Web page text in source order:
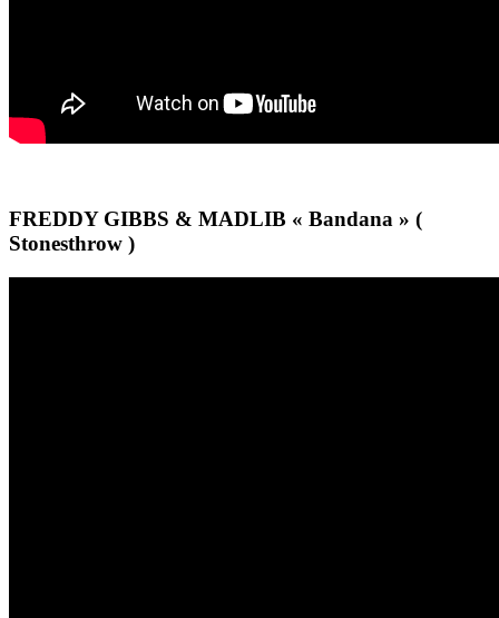
FREDDY GIBBS & MADLIB « Bandana » (
Stonesthrow )